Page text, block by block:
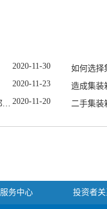
2020-11-30 如何选择
2020-11-23 造成集装
二手集装箱产品深受市场欢迎的原因都有哪些 2020-11-20 二手集装
服务中心 投资者关